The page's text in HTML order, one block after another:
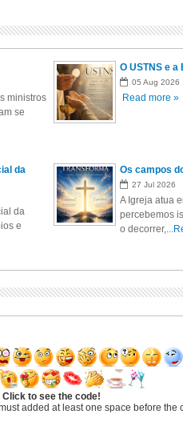
ministros
se
O USTNS e
05 Aug 2026
Read more »
da
da
e
Os campos
27 Jul 2026
A Igreja atua
percebemos
o decorrer,...
Click to see the code!
added at least one space before the